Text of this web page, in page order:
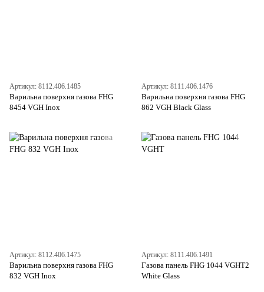
Артикул: 8112.406.1485
Варильна поверхня газова FHG
8454 VGH Inox
Артикул: 8111.406.1476
Варильна поверхня газова FHG
862 VGH Black Glass
Артикул: 8112.406.1475
Варильна поверхня газова FHG
832 VGH Inox
Артикул: 8111.406.1491
Газова панель FHG 1044 VGHT2
White Glass